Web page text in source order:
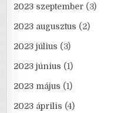
2023 szeptember (3)
2023 augusztus (2)
2023 július (3)
2023 június (1)
2023 május (1)
2023 április (4)